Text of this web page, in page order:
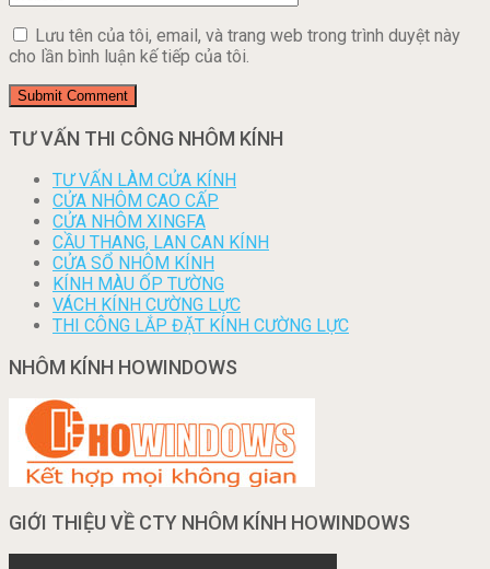
Lưu tên của tôi, email, và trang web trong trình duyệt này
cho lần bình luận kế tiếp của tôi.
TƯ VẤN THI CÔNG NHÔM KÍNH
TƯ VẤN LÀM CỬA KÍNH
CỬA NHÔM CAO CẤP
CỬA NHÔM XINGFA
CẦU THANG, LAN CAN KÍNH
CỬA SỔ NHÔM KÍNH
KÍNH MÀU ỐP TƯỜNG
VÁCH KÍNH CƯỜNG LỰC
THI CÔNG LẮP ĐẶT KÍNH CƯỜNG LỰC
NHÔM KÍNH HOWINDOWS
GIỚI THIỆU VỀ CTY NHÔM KÍNH HOWINDOWS